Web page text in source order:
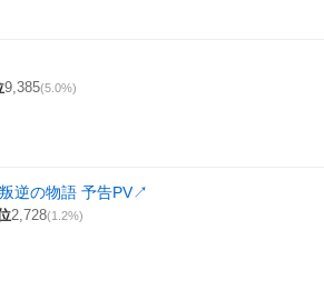
9,385(5.0%)
逆の物語 予告PV↗
2,728(1.2%)